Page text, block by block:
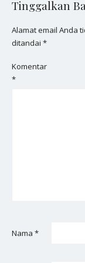
Tinggalkan
Alamat email Anda
ditandai *
Komentar
*
Nama *